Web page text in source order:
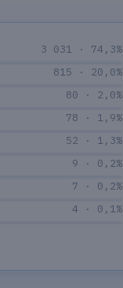
3 031 · 74,3%
815 · 20,0%
80 · 2,0%
78 · 1,9%
52 · 1,3%
9 · 0,2%
7 · 0,2%
4 · 0,1%